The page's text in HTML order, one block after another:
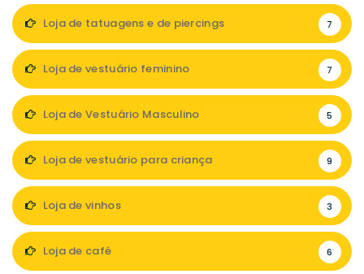
Loja de tatuagens e de piercings 7
Loja de vestuário feminino 7
Loja de Vestuário Masculino 5
Loja de vestuário para criança 9
Loja de vinhos 3
Loja de café 6